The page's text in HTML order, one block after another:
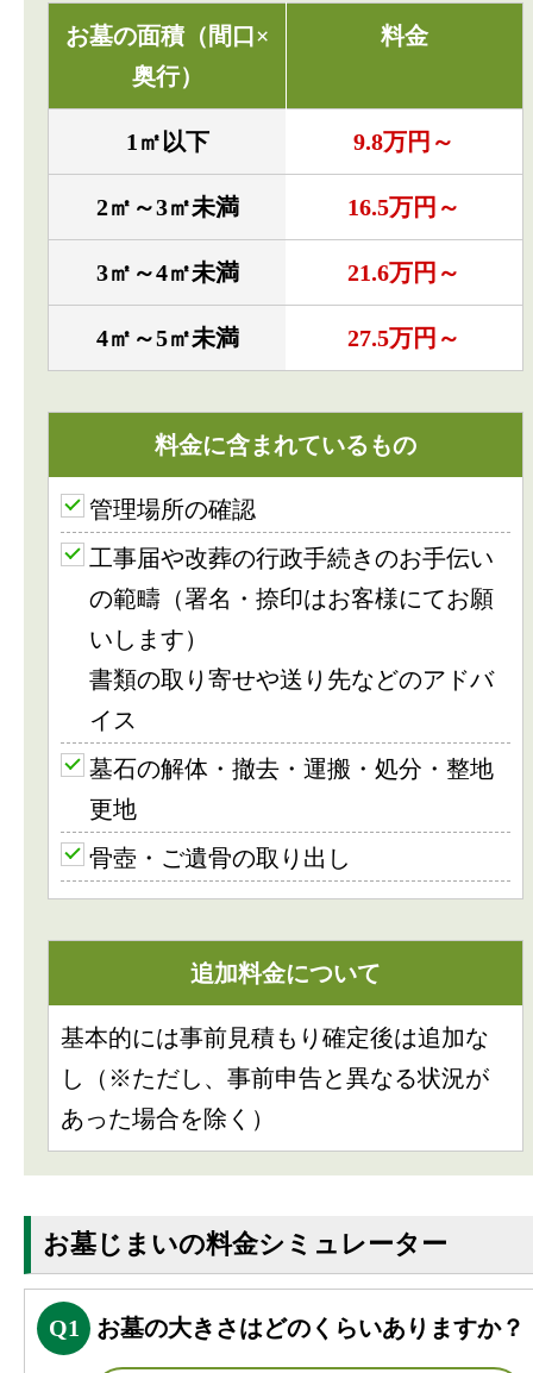
お墓の面積（間口×
奥行）
料金
1㎡以下 9.8万円～
2㎡～3㎡未満 16.5万円～
3㎡～4㎡未満 21.6万円～
4㎡～5㎡未満 27.5万円～
料金に含まれているもの
管理場所の確認
工事届や改葬の行政手続きのお手伝い
の範疇（署名・捺印はお客様にてお願
いします）
書類の取り寄せや送り先などのアドバ
イス
墓石の解体・撤去・運搬・処分・整地
更地
骨壺・ご遺骨の取り出し
追加料金について
基本的には事前見積もり確定後は追加な
し（※ただし、事前申告と異なる状況が
あった場合を除く）
お墓じまいの料金シミュレーター
Q1 お墓の大きさはどのくらいありますか？